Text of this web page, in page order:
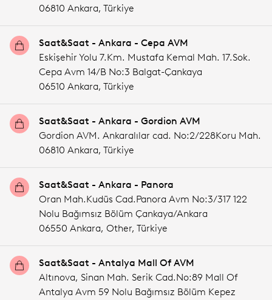
06810 Ankara, Türkiye
Saat&Saat - Ankara - Cepa AVM
Eskişehir Yolu 7.Km. Mustafa Kemal Mah. 17.Sok.
Cepa Avm 14/B No:3 Balgat-Çankaya
06510 Ankara, Türkiye
Saat&Saat - Ankara - Gordion AVM
Gordion AVM. Ankaralılar cad. No:2/228Koru Mah.
06810 Ankara, Türkiye
Saat&Saat - Ankara - Panora
Oran Mah.Kudüs Cad.Panora Avm No:3/317 122
Nolu Bağımsız Bölüm Çankaya/Ankara
06550 Ankara, Other, Türkiye
Saat&Saat - Antalya Mall Of AVM
Altınova, Sinan Mah. Serik Cad.No:89 Mall Of
Antalya Avm 59 Nolu Bağımsız Bölüm Kepez